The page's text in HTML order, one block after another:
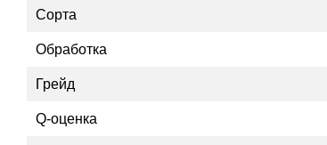
Сорта
Обработка
Грейд
Q-оценка